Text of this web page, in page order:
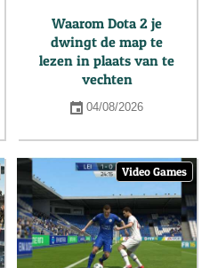
Waarom Dota 2 je
dwingt de map te
lezen in plaats van te
vechten
04/08/2026
Video Games